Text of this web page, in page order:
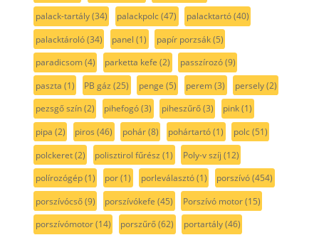
palack-tartály(34) palackpolc(47) palacktartó(40)
palacktároló(34) panel (1) papír porzsák(5)
paradicsom(4) parketta kefe (2) passzírozó(9)
paszta (1) PB gáz (25) penge (5) perem(3) persely(2)
pezsgő szín(2) pihefogó(3) piheszűrő(3) pink(1)
pipa (2) piros (46) pohár(8) pohártartó(1) polc(51)
polckeret(2) polisztirol fűrész (1) Poly-v szíj (12)
polírozógép(1) por(1) porleválasztó(1) porszívó(454)
porszívócső(9) porszívókefe (45) Porszívó motor(15)
porszívómotor(14) porszűrő(62) portartály(46)